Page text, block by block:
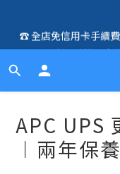
（
☎️ 全店免信用卡手續
存、監控、會
🛍️  全店免信用卡手
（
APC UPS
︱兩年保